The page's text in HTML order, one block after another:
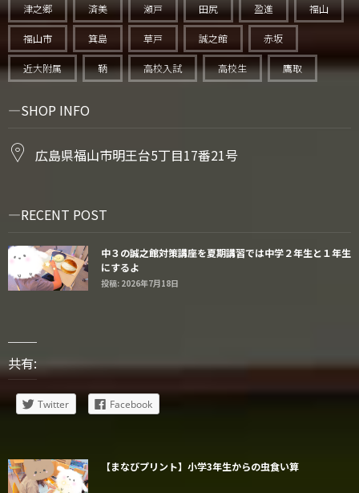
津之郷 済美 瀬戸 田尻 盈進 福山
福山市 箕島 草戸 誠之館 赤坂
近大附属 鞆 高校入試 高校生 鷹取
SHOP INFO
広島県福山市明王台5丁目17番21号
RECENT POST
中３の誠之館対策講座を夏期講習では中学２年生と１年生
にするよ
投稿: 2026年7月18日
共有:
Twitter Facebook
【まなびプリント】小学3年生からの虫食い算